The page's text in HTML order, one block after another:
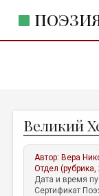
ЖАНРЫ
АВТОРЫ
КОММЕНТАРИИ
Великий
Автор: Вера
Отдел
Дата и время
Сертификат